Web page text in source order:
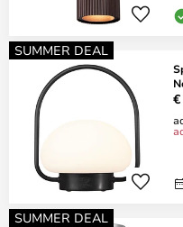
SUMMER DEAL
€
SUMMER DEAL